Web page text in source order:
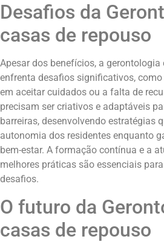
Desafios da
casas de repouso
Apesar dos benefícios, a gerontologia
enfrenta desafios significativos,
em aceitar cuidados ou a falta de
precisam ser criativos e adaptáveis
barreiras, desenvolvendo estratégias
autonomia dos residentes enquanto
bem-estar. A formação contínua e a
melhores práticas são essenciais
desafios.
O futuro da
casas de repouso